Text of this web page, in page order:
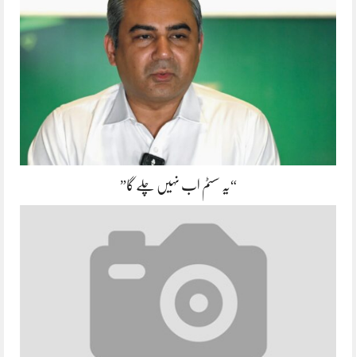
“یہ سسٹم اب نہیں چلے گا”